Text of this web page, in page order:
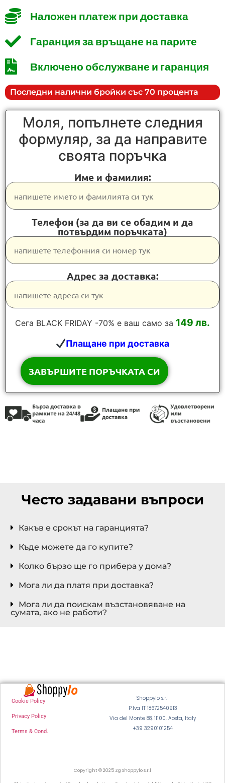
Наложен платеж при доставка
Гаранция за връщане на парите
Включено обслужване и гаранция
Последни налични бройки със 70 процента
Моля, попълнете следния
формуляр, за да направите
своята поръчка
Име и фамилия:
Телефон (за да ви се обадим и да
потвърдим поръчката)
Адрес за доставка:
Сега BLACK FRIDAY -70% е ваш само за 149 лв.
Плащане при доставка
Често задавани въпроси
Какъв е срокът на гаранцията?
Къде можете да го купите?
Колко бързо ще го прибера у дома?
Мога ли да платя при доставка?
Мога ли да поискам възстановяване на
сумата, ако не работи?
Cookie Policy
Privacy Policy
Terms & Cond.
Shoppylo s.r.l
P.Iva IT 18672540913
Via del Monte 88, 11100, Aosta, Italy
+39 3290101254
Copyright © 2025 Zg Shoppylo s.r.l